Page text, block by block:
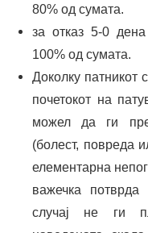
80% од сумата.
за отказ 5-0
100% од сумата.
Доколку патникот
почетокот на
можел да ги
(болест, повреда
елементарна
важечка
случај не ги